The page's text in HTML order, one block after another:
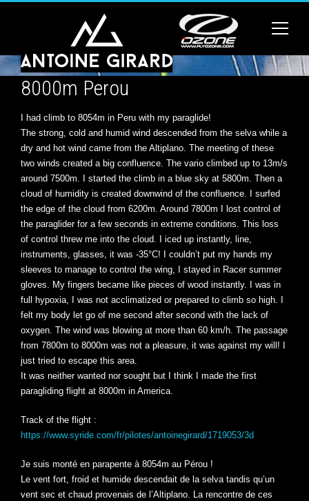
8000m Perou
I had climb to 8054m in Peru with my paraglide!
The strong, cold and humid wind descended from the selva while a
dry and hot wind came from the Altiplano. The meeting of these
two winds created a big confluence. The vario climbed up to 13m/s
around 7500m. I started the climb in a blue sky at 5800m. Then a
cloud of humidity is created downwind of the confluence. I surfed
the edge of the cloud from 6200m. Around 7800m I lost control of
the paraglider for a few seconds in extreme conditions. This loss
of control threw me into the cloud. I iced up instantly, line,
instruments, glasses, it was -35°C! I couldn’t put my hands my
sleeves to manage to control the wing, I stayed in Racer summer
gloves. My fingers became like pieces of wood instantly. I was in
full hypoxia, I was not acclimatized or prepared to climb so high. I
felt my body let go of me second after second with the lack of
oxygen. The wind was blowing at more than 60 km/h. The passage
from 7800m to 8000m was not a pleasure, it was against my will! I
just tried to escape this area.
It was neither wanted nor sought but I think I made the first
paragliding flight at 8000m in America.
Track of the flight :
https://www.syride.com/fr/pilotes/antoinegirard/1719053/3d
Je suis monté en parapente à 8054m au Pérou !
Le vent fort, froid et humide descendait de la selva tandis qu’un
vent sec et chaud provenais de l’Altiplano. La rencontre de ces